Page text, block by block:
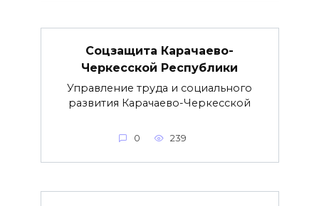
Соцзащита Карачаево-
Черкесской Республики
Управление труда и социального
развития Карачаево-Черкесской
0 239